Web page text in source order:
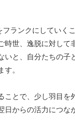
フランクにしていく
時世、逸脱に対して
いと、自分たちの子
す。
ことで、少し羽目を
日からの活力につな